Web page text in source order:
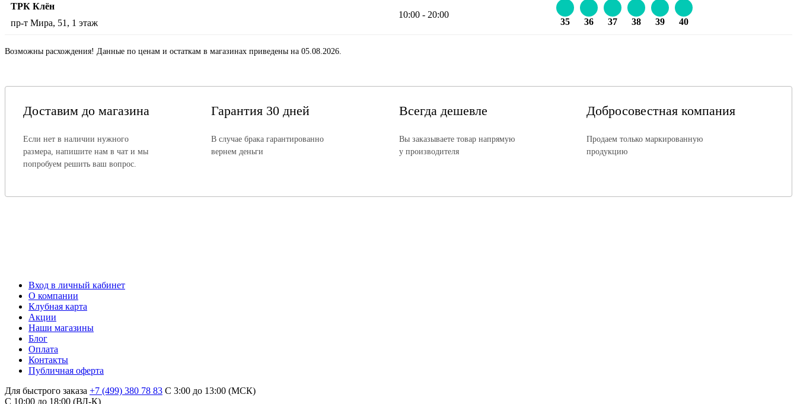
ТРК Клён
пр-т Мира, 51, 1 этаж
10:00 - 20:00
35 36 37 38 39 40
Возможны расхождения! Данные по ценам и остаткам в магазинах приведены на 05.08.2026.
Доставим до магазина
Если нет в наличии нужного
размера, напишите нам в чат и мы
попробуем решить ваш вопрос.
Гарантия 30 дней
В случае брака гарантированно
вернем деньги
Всегда дешевле
Вы заказываете товар напрямую
у производителя
Добросовестная компания
Продаем только маркированную
продукцию
Вход в личный кабинет
О компании
Клубная карта
Акции
Наши магазины
Блог
Оплата
Контакты
Публичная оферта
Для быстрого заказа +7 (499) 380 78 83 С 3:00 до 13:00 (МСК)
C 10:00 до 18:00 (ВЛ-К)